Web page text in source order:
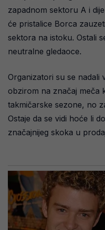
zapadnom sektoru A i
će pristalice Borca
sektora na istoku. Ostali
neutralne gledaoce.
Organizatori su se nadali
obzirom na značaj meča
takmičarske sezone, no
Ostaje da se vidi hoće li
značajnijeg skoka u